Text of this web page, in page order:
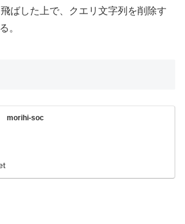
ばした上で、クエリ文字列を削除す
。
morihi-soc